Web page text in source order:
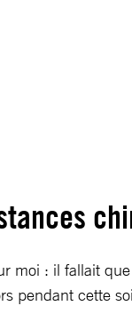
moi : il fallait
pendant cette